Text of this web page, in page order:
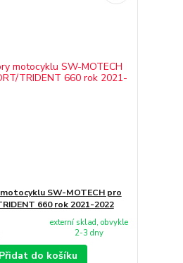
SW-MOTECH pro
660 rok 2021-2022
externí sklad, obvykle
2-3 dny
Přidat do košíku